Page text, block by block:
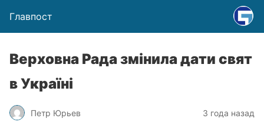
Главпост
Верховна Рада змінила дати свят
в Україні
Петр Юрьев 3 года назад